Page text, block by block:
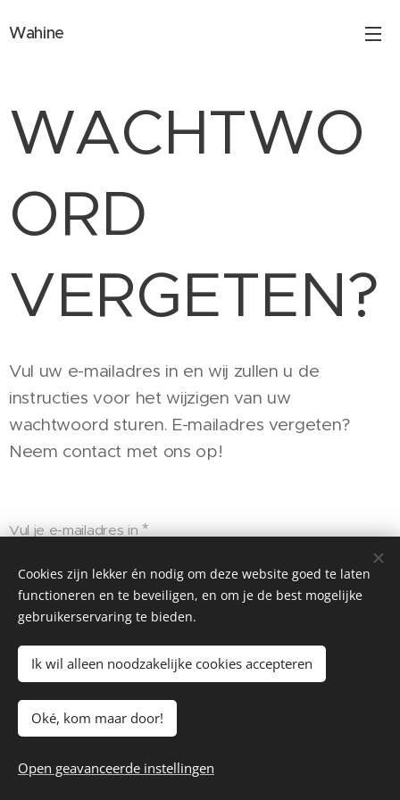
Wahine
WACHTWO
ORD
VERGETEN?
Vul uw e-mailadres in en wij zullen u de
instructies voor het wijzigen van uw
wachtwoord sturen. E-mailadres vergeten?
Neem contact met ons op!
Vul je e-mailadres in
Indienen
Wahine Wisse
hallo@wahinemarketing.nl
Privacyverklaring
Cookies zijn lekker én nodig om deze website goed te laten
functioneren en te beveiligen, en om je de best mogelijke
gebruikerservaring te bieden.
Ik wil alleen noodzakelijke cookies accepteren
Oké, kom maar door!
Open geavanceerde instellingen